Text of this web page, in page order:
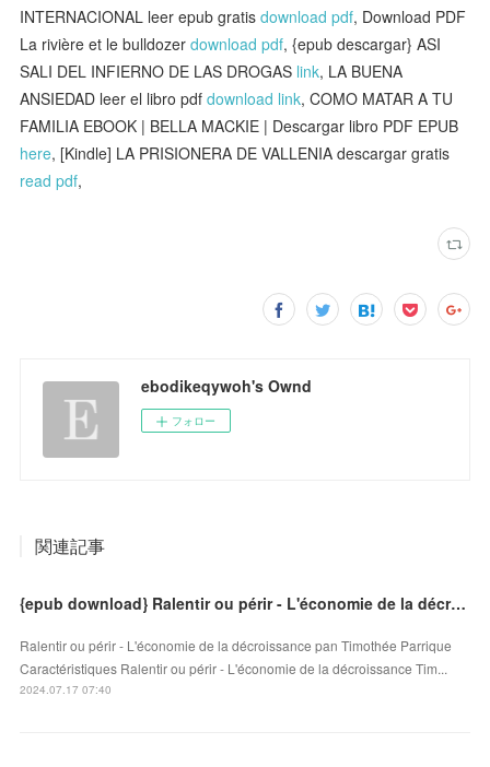
INTERNACIONAL leer epub gratisdownload pdf, Download PDF
La rivière et le bulldozerdownload pdf, {epub descargar} ASI
SALI DEL INFIERNO DE LAS DROGAS link, LA BUENA
ANSIEDAD leer el libro pdfdownload link, COMO MATAR A TU
FAMILIA EBOOK | BELLA MACKIE | Descargar libro PDF EPUB
here, [Kindle] LA PRISIONERA DE VALLENIA descargar gratis
read pdf,
ebodikeqywoh's Ownd
フォロー
関連記事
{epub download} Ralentir ou périr - L'économie de la décroissance
Ralentir ou périr - L'économie de la décroissance pan Timothée Parrique
Caractéristiques Ralentir ou périr - L'économie de la décroissance Tim...
2024.07.17 07:40